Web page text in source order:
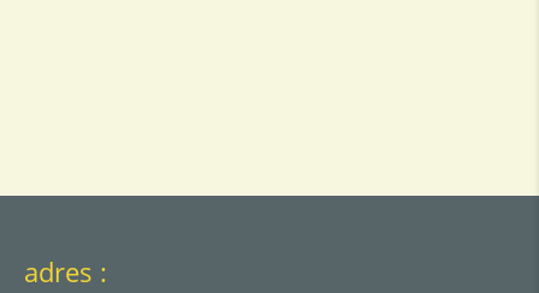
adres :